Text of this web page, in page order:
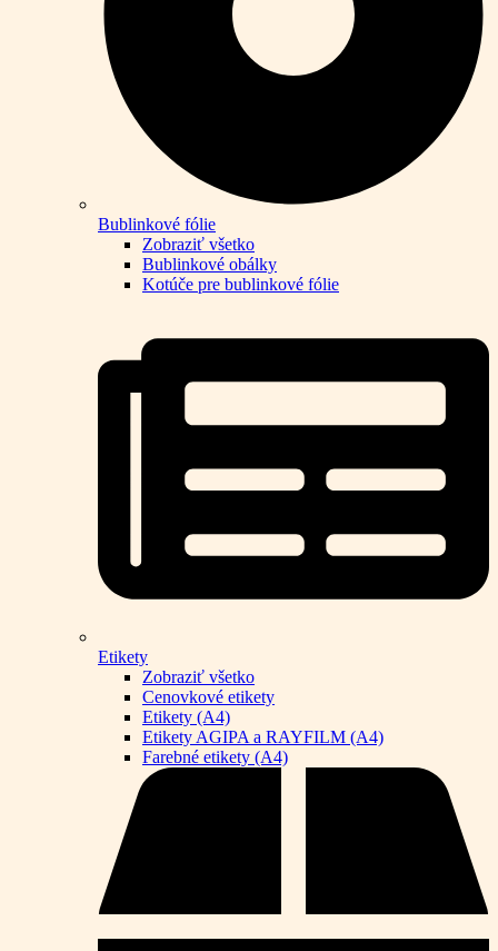
Bublinkové fólie
Zobraziť všetko
Bublinkové obálky
Kotúče pre bublinkové fólie
Etikety
Zobraziť všetko
Cenovkové etikety
Etikety (A4)
Etikety AGIPA a RAYFILM (A4)
Farebné etikety (A4)